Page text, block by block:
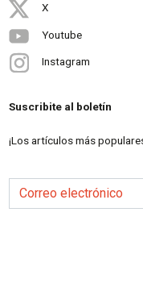
X
Youtube
Instagram
Suscribite al boletín
¡Los artículos más
Correo electrónico